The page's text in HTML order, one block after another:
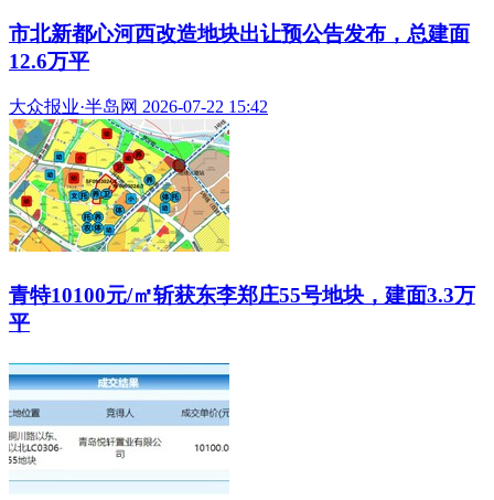
市北新都心河西改造地块出让预公告发布，总建面
12.6万平
大众报业·半岛网 2026-07-22 15:42
青特10100元/㎡斩获东李郑庄55号地块，建面3.3万
平